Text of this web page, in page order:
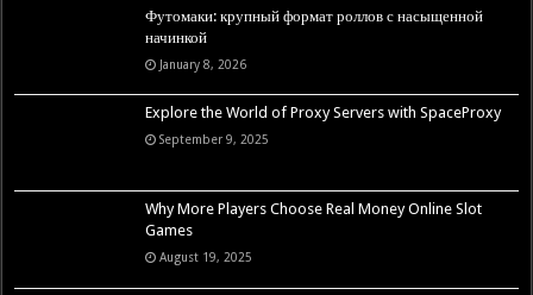
Футомаки: крупный формат роллов с насыщенной
начинкой
January 8, 2026
Explore the World of Proxy Servers with SpaceProxy
September 9, 2025
Why More Players Choose Real Money Online Slot
Games
August 19, 2025